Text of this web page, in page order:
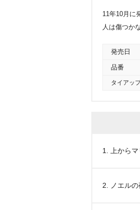
11年10月に
人は傷つか
発売日
品番
タイアッ
1. 上からマ
2. ノエルの